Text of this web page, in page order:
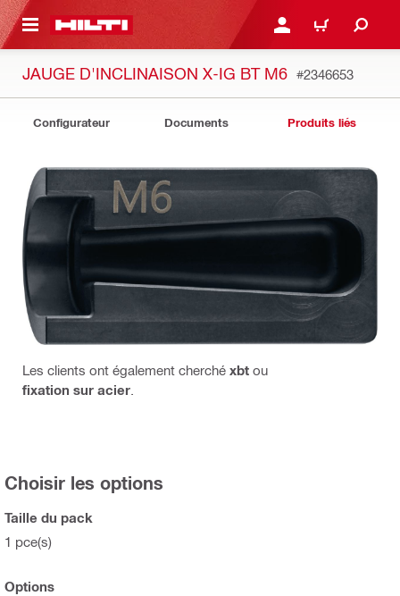
CONTENT CONNEXION OU
PANIER
JAUGE D'INCLINAISON X-IG BT M6 #2346653
Configurateur Documents Produits liés
Les clients ont également cherché xbt ou
fixation sur acier
Choisir les options
Taille du pack
1 pce(s)
Options